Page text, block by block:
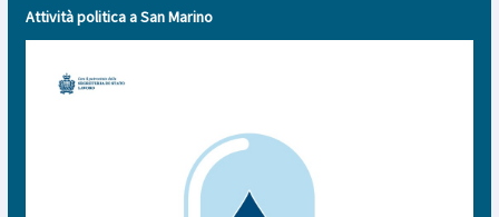
Attività politica a San Marino